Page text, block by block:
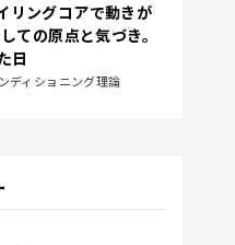
ングコアで動きが
ての原点と気づき。
日
ディショニング理論